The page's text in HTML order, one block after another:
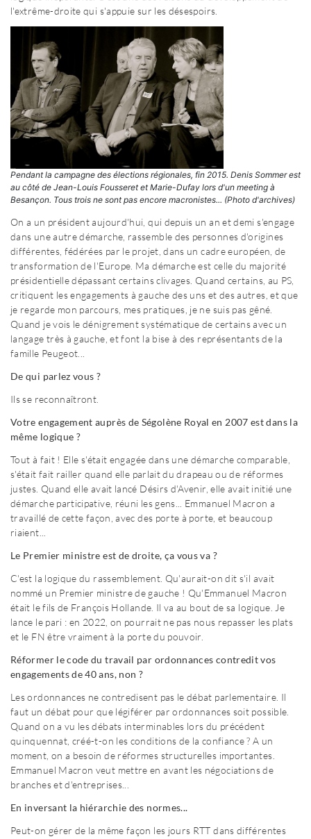
l'extrême-droite qui s'appuie sur les désespoirs.
Pendant la campagne des élections régionales, fin 2015. Denis Sommer est
au côté de Jean-Louis Fousseret et Marie-Dufay lors d'un meeting à
Besançon. Tous trois ne sont pas encore macronistes... (Photo d'archives)
On a un président aujourd'hui, qui depuis un an et demi s'engage
dans une autre démarche, rassemble des personnes d'origines
différentes, fédérées par le projet, dans un cadre européen, de
transformation de l'Europe. Ma démarche est celle du majorité
présidentielle dépassant certains clivages. Quand certains, au PS,
critiquent les engagements à gauche des uns et des autres, et que
je regarde mon parcours, mes pratiques, je ne suis pas gêné.
Quand je vois le dénigrement systématique de certains avec un
langage très à gauche, et font la bise à des représentants de la
famille Peugeot...
De qui parlez vous ?
Ils se reconnaîtront.
Votre engagement auprès de Ségolène Royal en 2007 est dans la
même logique ?
Tout à fait ! Elle s'était engagée dans une démarche comparable,
s'était fait railler quand elle parlait du drapeau ou de réformes
justes. Quand elle avait lancé Désirs d'Avenir, elle avait initié une
démarche participative, réuni les gens... Emmanuel Macron a
travaillé de cette façon, avec des porte à porte, et beaucoup
riaient...
Le Premier ministre est de droite, ça vous va ?
C'est la logique du rassemblement. Qu'aurait-on dit s'il avait
nommé un Premier ministre de gauche ! Qu'Emmanuel Macron
était le fils de François Hollande. Il va au bout de sa logique. Je
lance le pari : en 2022, on pourrait ne pas nous repasser les plats
et le FN être vraiment à la porte du pouvoir.
Réformer le code du travail par ordonnances contredit vos
engagements de 40 ans, non ?
Les ordonnances ne contredisent pas le débat parlementaire. Il
faut un débat pour que légiférer par ordonnances soit possible.
Quand on a vu les débats interminables lors du précédent
quinquennat, créé-t-on les conditions de la confiance ? A un
moment, on a besoin de réformes structurelles importantes.
Emmanuel Macron veut mettre en avant les négociations de
branches et d'entreprises...
En inversant la hiérarchie des normes...
Peut-on gérer de la même façon les jours RTT dans différentes